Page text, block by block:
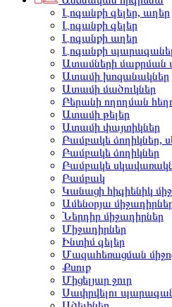
Լոգանքի գելեր, աղեր
Լոգանքի գելեր
Լոգանքի աղեր
Լոգանքի
Ատամների մաքրման
Ատամի խոզանակներ
Ատամի մածուկներ
Բերանի ողողման
Ատամի թելեր
Ատամի փայտիկներ
Բամբակե ձողիկներ,
Բամբակե ձողիկներ
Բամբակե
Բամբակ
Կանացի հիգիենիկ
Ամենօրյա
Ներդիր միջադիրներ
Միջադիրներ
Ինտիմ գելեր
Մազահեռացման
Քսուք
Միցելյար ջուր
Սափրվելու